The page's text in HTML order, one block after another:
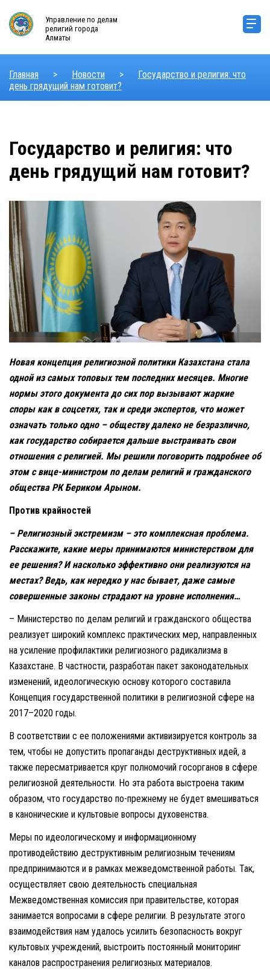
Управление по делам
религий города
Алматы
Главная > Новости >
Государство и религия: что
день грядущий нам готовит?
Государство и религия: что
день грядущий нам готовит?
Новая концепция религиозной политики Казахстана стала
одной из самых топовых тем последних месяцев. Многие
нормы этого документа до сих пор вызывают жаркие
споры как в соцсетях, так и среди экспертов, что может
означать только одно – обществу далеко не безразлично,
как государство собирается дальше выстраивать свои
отношения с религией. Мы решили поговорить подробнее об
этом с вице-министром по делам религий и гражданского
общества РК Бериком Арыном.
Против крайностей
– Религиозный экстремизм – это комплексная проблема.
Расскажите, какие меры принимаются министерством для
ее решения? И насколько эффективно они реализуются на
местах? Ведь, как нередко у нас бывает, даже самые
совершенные законы страдают на уровне исполнения…
– Министерство по делам религий и гражданского общества
реализует широкий комплекс практических мер, направленных
на усиление профилактики религиозного радикализма в
Казахстане. В частности, разработан пакет законодательных
изменений, идеологическую основу которого составила
Концепция государственной политики в религиозной сфере на
2017–2020 годы.
В соответствии с ее положениями активизируется контроль за
тем, чтобы не допустить пропаганды деструктивных идей, а
также пересматривается круг полномочий госорганов в сфере
религиозной деятельности. Но эта работа выстроена таким
образом, что государство по-прежнему не будет вмешиваться
в канонические и культовые вопросы духовенства.
Меры по идеологическому и информационному
противодействию деструктивным религиозным течениям
предпринимаются и в рамках межведомственной работы. Так,
осуществляет свою деятельность специальная
Межведомственная комиссия при правительстве, которая
занимается вопросами в сфере религии. В результате этого
взаимодействия нам удалось усилить безопасность вокруг
культовых учреждений, выстроить постоянный мониторинг
каналов распространения религиозных материалов.